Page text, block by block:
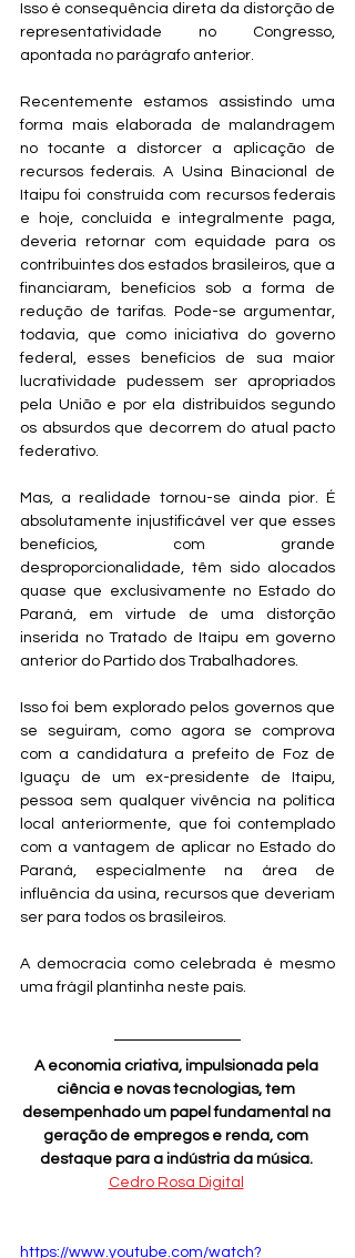
Isso é consequência direta da distorção de
representatividade no Congresso,
apontada no parágrafo anterior.
Recentemente estamos assistindo uma
forma mais elaborada de malandragem
no tocante a distorcer a aplicação de
recursos federais. A Usina Binacional de
Itaipu foi construída com recursos federais
e hoje, concluída e integralmente paga,
deveria retornar com equidade para os
contribuintes dos estados brasileiros, que a
financiaram, benefícios sob a forma de
redução de tarifas. Pode-se argumentar,
todavia, que como iniciativa do governo
federal, esses benefícios de sua maior
lucratividade pudessem ser apropriados
pela União e por ela distribuídos segundo
os absurdos que decorrem do atual pacto
federativo.
Mas, a realidade tornou-se ainda pior. É
absolutamente injustificável ver que esses
benefícios, com grande
desproporcionalidade, têm sido alocados
quase que exclusivamente no Estado do
Paraná, em virtude de uma distorção
inserida no Tratado de Itaipu em governo
anterior do Partido dos Trabalhadores.
Isso foi bem explorado pelos governos que
se seguiram, como agora se comprova
com a candidatura a prefeito de Foz de
Iguaçu de um ex-presidente de Itaipu,
pessoa sem qualquer vivência na política
local anteriormente, que foi contemplado
com a vantagem de aplicar no Estado do
Paraná, especialmente na área de
influência da usina, recursos que deveriam
ser para todos os brasileiros.
A democracia como celebrada é mesmo
uma frágil plantinha neste país.
A economia criativa, impulsionada pela
ciência e novas tecnologias, tem
desempenhado um papel fundamental na
geração de empregos e renda, com
destaque para a indústria da música.
Cedro Rosa Digital
https://www.youtube.com/watch?